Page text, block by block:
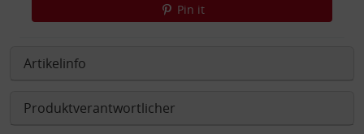
Pin it
Artikelinfo
Produktverantwortlicher